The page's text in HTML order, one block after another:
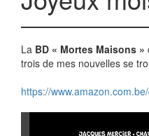
La BD « Mortes Maisons »
trois de mes nouvelles se
https://